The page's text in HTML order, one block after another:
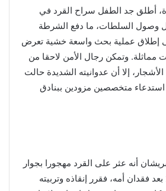
أطلق جد الطفل سراح القرد في
وصول السلطات، ما دفع الشرطة
إطلاق عملية بحث واسعة خشية تعرض
وتمكن رجال الأمن لاحقا من
إلا أن عدوانيته الشديدة حالت
استدعاء متخصصين مزودين ببنادق
أنه عثر على القرد مهجورا بجوار
أحد الطرق عام 2022 بعد فقدان أمه، فقرر إنقاذه وتربيته